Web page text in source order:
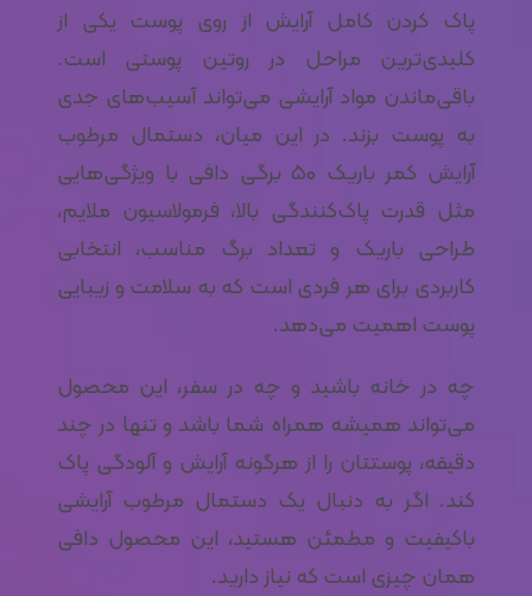
پاک کردن کامل آرایش از روی پوست یکی از
کلیدی‌ترین مراحل در روتین پوستی است.
باقی‌ماندن مواد آرایشی می‌تواند آسیب‌های جدی
به پوست بزند. در این میان، دستمال مرطوب
آرایش کمر باریک ۵۰ برگی دافی با ویژگی‌هایی
مثل قدرت پاک‌کنندگی بالا، فرمولاسیون ملایم،
طراحی باریک و تعداد برگ مناسب، انتخابی
کاربردی برای هر فردی است که به سلامت و زیبایی
پوست اهمیت می‌دهد.
چه در خانه باشید و چه در سفر، این محصول
می‌تواند همیشه همراه شما باشد و تنها در چند
دقیقه، پوستتان را از هرگونه آرایش و آلودگی پاک
کند. اگر به دنبال یک دستمال مرطوب آرایشی
باکیفیت و مطمئن هستید، این محصول دافی
همان چیزی است که نیاز دارید.